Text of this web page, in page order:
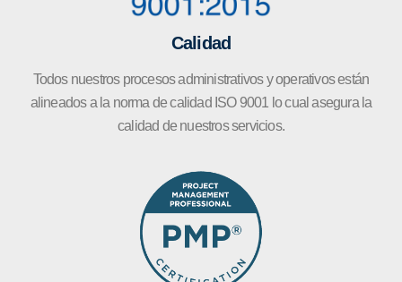
Calidad
Todos nuestros procesos administrativos y operativos están
alineados a la norma de calidad ISO 9001 lo cual asegura la
calidad de nuestros servicios.